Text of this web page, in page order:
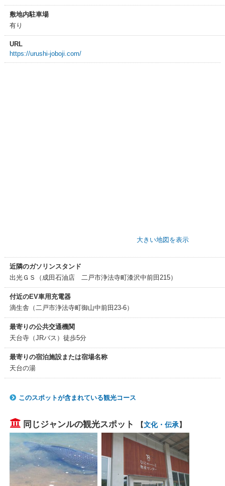
敷地内駐車場
有り
URL
https://urushi-joboji.com/
大きい地図を表示
近隣のガソリンスタンド
出光ＧＳ（成田石油店 二戸市浄法寺町漆沢中前田215）
付近のEV車用充電器
滴生舎（二戸市浄法寺町御山中前田23-6）
最寄りの公共交通機関
天台寺（JRバス）徒歩5分
最寄りの宿泊施設または宿場名称
天台の湯
このスポットが含まれている観光コース
同じジャンルの観光スポット 【文化・伝承】